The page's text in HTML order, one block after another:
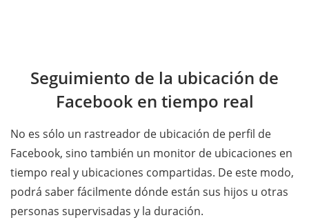
Seguimiento de la ubicación de
Facebook en tiempo real
No es sólo un rastreador de ubicación de perfil de
Facebook, sino también un monitor de ubicaciones en
tiempo real y ubicaciones compartidas. De este modo,
podrá saber fácilmente dónde están sus hijos u otras
personas supervisadas y la duración.